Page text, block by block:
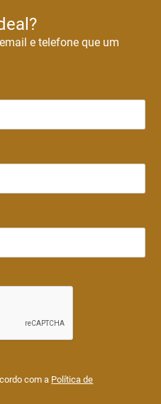
e telefone que um
com a Política de